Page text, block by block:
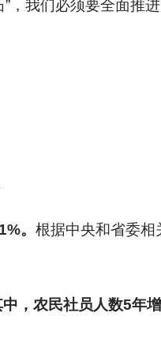
我们必须要全面推进
。 根据中央和省委相
，农民社员人数5年